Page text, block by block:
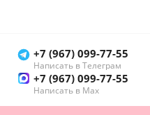
+7 (967) 099-77-55
Написать в Телеграм
+7 (967) 099-77-55
Написать в Мах